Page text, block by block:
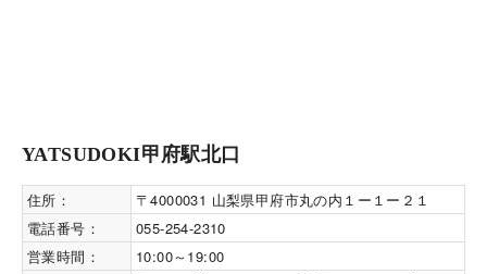
YATSUDOKI甲府駅北口
住所：
〒4000031 山梨県甲府市丸の内１ー１ー２１
電話番号：
055-254-2310
営業時間：
10:00～19:00